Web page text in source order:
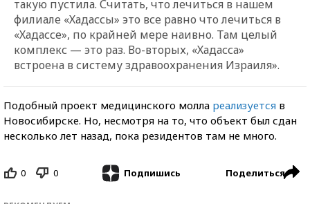
такую пустила. Считать, что лечиться в нашем
филиале «Хадассы» это все равно что лечиться в
«Хадассе», по крайней мере наивно. Там целый
комплекс — это раз. Во-вторых, «Хадасса»
встроена в систему здравоохранения Израиля».
Подобный проект медицинского молла реализуется в
Новосибирске. Но, несмотря на то, что объект был сдан
несколько лет назад, пока резидентов там не много.
0 0 Подпишись Поделиться